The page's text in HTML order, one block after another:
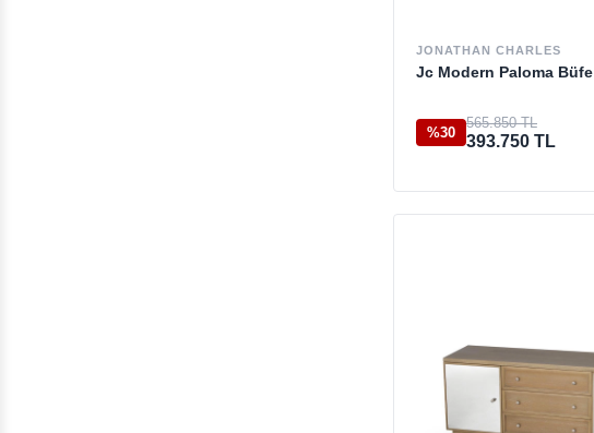
JONATHAN CHARLES
Jc Modern Paloma Büfe
%30
565.850 TL
393.750 TL